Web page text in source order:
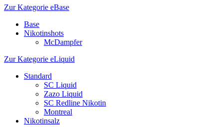
Zur Kategorie eBase
Base
Nikotinshots
McDampfer
Zur Kategorie eLiquid
Standard
SC Liquid
Zazo Liquid
SC Redline Nikotin
Montreal
Nikotinsalz